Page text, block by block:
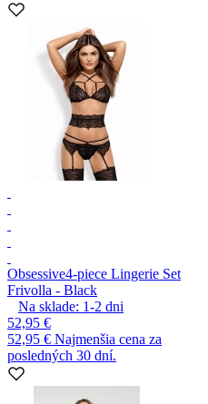
Obsessive4-piece Lingerie Set
Frivolla - Black
Na sklade: 1-2 dni
52,95 €
52,95 € Najmenšia cena za
posledných 30 dní.